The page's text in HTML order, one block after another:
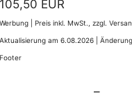
105,50 EUR
Werbung | Preis inkl. MwSt., zzgl.
Aktualisierung am 6.08.2026 |
Footer
–